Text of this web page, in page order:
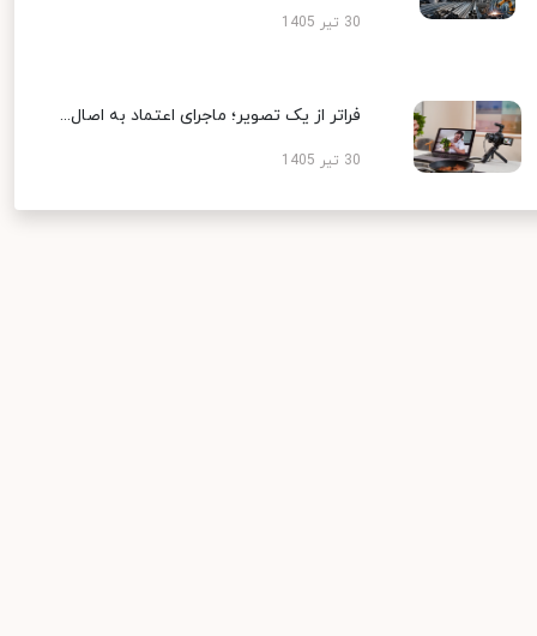
30 تیر 1405
فراتر از یک تصویر؛ ماجرای اعتماد به اصال...
30 تیر 1405